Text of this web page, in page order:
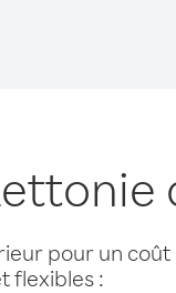
pour un
flexibles :